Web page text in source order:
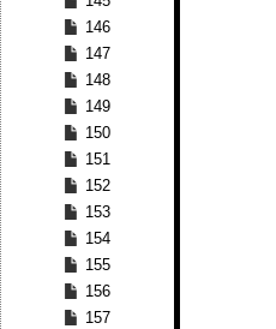
146
147
148
149
150
151
152
153
154
155
156
157